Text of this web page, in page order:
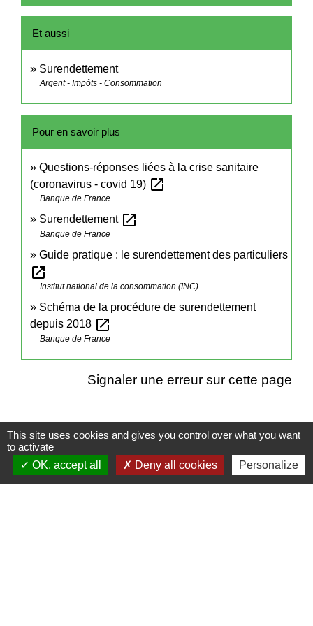
Et aussi
Surendettement
Argent - Impôts - Consommation
Pour en savoir plus
Questions-réponses liées à la crise sanitaire
(coronavirus - covid 19) open_in_new
Banque de France
Surendettement open_in_new
Banque de France
Guide pratique : le surendettement des particuliers
open_in_new
Institut national de la consommation (INC)
Schéma de la procédure de surendettement
depuis 2018 open_in_new
Banque de France
Signaler une erreur sur cette page
Contacts
Mairie de Cormeray
This site uses cookies and gives you control over what you want
to activate
OK, accept all
Deny all cookies Personalize